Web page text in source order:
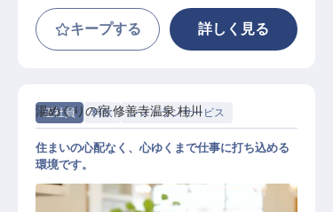
キープする 詳しく見る
正社員 料飲 レストランサービス
湯めぐりの宿 修善寺温泉 桂川
住まいの心配なく、心ゆくまで仕事に打ち込める
環境です。